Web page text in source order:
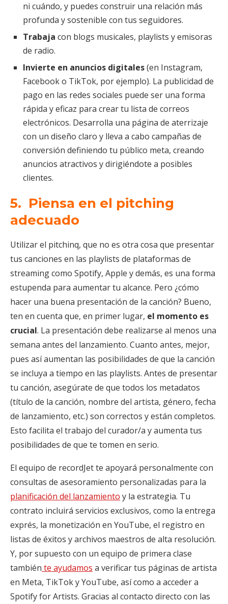
ni cuándo, y puedes construir una relación más
profunda y sostenible con tus seguidores.
Trabaja con blogs musicales, playlists y emisoras
de radio.
Invierte en anuncios digitales(en Instagram,
Facebook o TikTok, por ejemplo). La publicidad de
pago en las redes sociales puede ser una forma
rápida y eficaz para crear tu lista de correos
electrónicos. Desarrolla una página de aterrizaje
con un diseño claro y lleva a cabo campañas de
conversión definiendo tu público meta, creando
anuncios atractivos y dirigiéndote a posibles
clientes.
5. Piensa en el pitching
adecuado
Utilizar el pitchinq, que no es otra cosa que presentar
tus canciones en las playlists de plataformas de
streaming como Spotify, Apple y demás, es una forma
estupenda para aumentar tu alcance. Pero ¿cómo
hacer una buena presentación de la canción? Bueno,
ten en cuenta que, en primer lugar, el momento es
crucial. La presentación debe realizarse al menos una
semana antes del lanzamiento. Cuanto antes, mejor,
pues así aumentan las posibilidades de que la canción
se incluya a tiempo en las playlists. Antes de presentar
tu canción, asegúrate de que todos los metadatos
(título de la canción, nombre del artista, género, fecha
de lanzamiento, etc.) son correctos y están completos.
Esto facilita el trabajo del curador/a y aumenta tus
posibilidades de que te tomen en serio.
El equipo de recordJet te apoyará personalmente con
consultas de asesoramiento personalizadas para la
planificación del lanzamiento y la estrategia. Tu
contrato incluirá servicios exclusivos, como la entrega
exprés, la monetización en YouTube, el registro en
listas de éxitos y archivos maestros de alta resolución.
Y, por supuesto con un equipo de primera clase
también te ayudamos a verificar tus páginas de artista
en Meta, TikTok y YouTube, así como a acceder a
Spotify for Artists. Gracias al contacto directo con las